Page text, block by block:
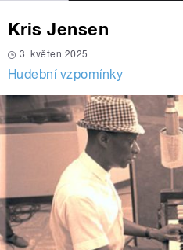
Kris Jensen
3. květen 2025
Hudební vzpomínky